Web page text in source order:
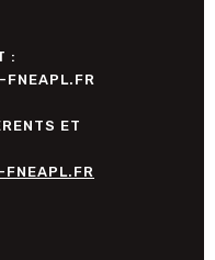
:
FNEAPL.FR
ET
FNEAPL.FR